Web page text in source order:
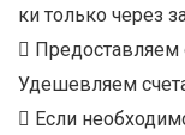
ки только через
Предоставляем
Удешевляем
Если